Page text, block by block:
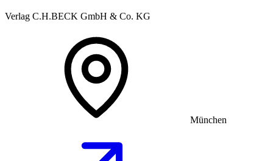
Verlag C.H.BECK GmbH & Co. KG
München